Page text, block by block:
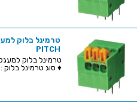
PITCH
♦ סוג טרמינל בלוק : RIGHT ANGLE SCREWLESS ...